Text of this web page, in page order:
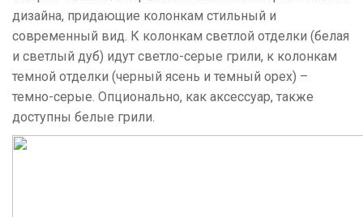
дизайна, придающие колонкам стильный и
современный вид. К колонкам светлой отделки (белая
и светлый дуб) идут светло-серые грили, к колонкам
темной отделки (черный ясень и темный орех) –
темно-серые. Опционально, как аксессуар, также
доступны белые грили.